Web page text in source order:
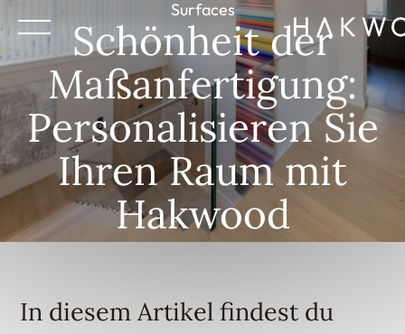
Surfaces
Schönheit der
Maßanfertigung:
Personalisieren Sie
Ihren Raum mit
Hakwood
In diesem Artikel findest du